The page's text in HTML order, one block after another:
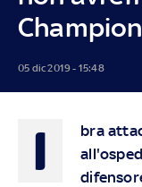
05 dic 2019 - 15:48
I
bra